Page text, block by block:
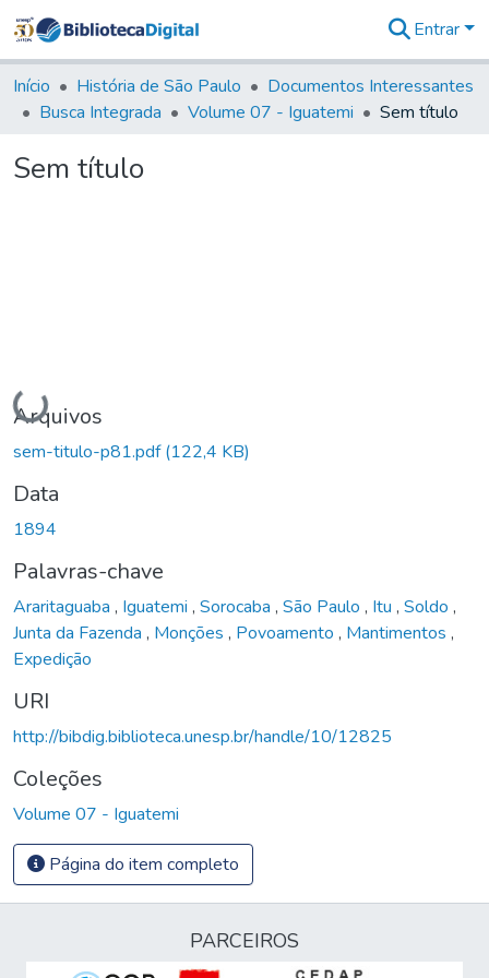
&
Coleções
Tudo na
Entrar
Início História de São Paulo
Documentos Interessantes
Busca Integrada
Volume 07 - Iguatemi Sem título
Sem título
Carregando...
Arquivos
sem-titulo-p81.pdf(122,4 KB)
Data
1894
Palavras-chave
Araritaguaba , Iguatemi , Sorocaba , São Paulo , Itu , Soldo ,
Junta da Fazenda , Monções , Povoamento , Mantimentos ,
Expedição
URI
http://bibdig.biblioteca.unesp.br/handle/10/12825
Coleções
Volume 07 - Iguatemi
Página do item completo
PARCEIROS